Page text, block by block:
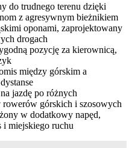
do trudnego terenu dzięki
z agresywnym bieżnikiem
oponami, zaprojektowany
drogach
pozycję za kierownicą,
między górskim a
jazdę po różnych
rowerów górskich i szosowych
w dodatkowy napęd,
i miejskiego ruchu